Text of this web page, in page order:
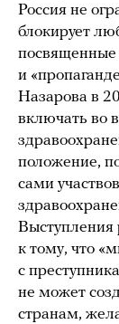
Россия не
блокирует
и
Назарова в
включать во
положение,
сами
Выступления
к тому, что
с
не может
странам,